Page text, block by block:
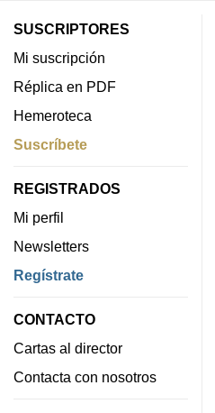
SUSCRIPTORES
Mi suscripción
Réplica en PDF
Hemeroteca
Suscríbete
REGISTRADOS
Mi perfil
Newsletters
Regístrate
CONTACTO
Cartas al director
Contacta con nosotros